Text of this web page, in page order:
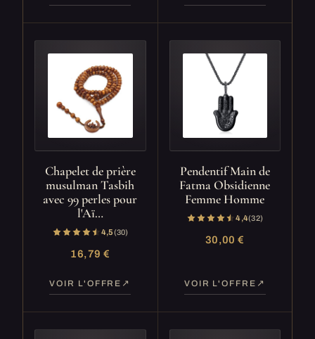
Chapelet de prière
musulman Tasbih
avec 99 perles pour
l'Aï…
4,5(30)
16,79 €
VOIR L'OFFRE
Pendentif Main de
Fatma Obsidienne
Femme Homme
4,4(32)
30,00 €
VOIR L'OFFRE